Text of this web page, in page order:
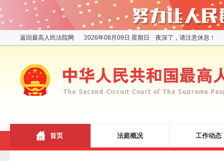
返回最高人民法院网 2026年08月09日 星期日 夜深了，请注意休息！
首页 法庭概况 工作动态